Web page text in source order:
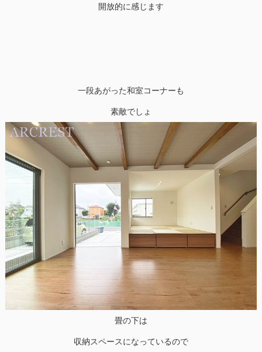
開放的に感じます
一段あがった和室コーナーも
素敵でしょ
畳の下は
収納スペースになっているので